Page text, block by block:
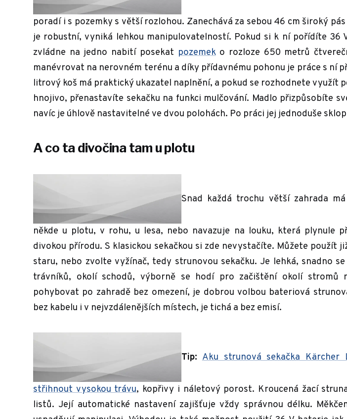
poradí i s pozemky s větší rozlohou. Zanechává za sebou 46 cm široký
je robustní, vyniká lehkou manipulovatelností. Pokud si k ní pořídíte 36
zvládne na jedno nabití posekat pozemeko rozloze 650 metrů
manévrovat na nerovném terénu a díky přídavnému pohonu je práce s ní
litrový koš má praktický ukazatel naplnění, a pokud se rozhodnete využít
hnojivo, přenastavíte sekačku na funkci mulčování. Madlo přizpůsobíte
navíc je úhlově nastavitelné ve dvou polohách. Po práci jej jednoduše
A co ta divočina tam u plotu
Snad každá trochu větší zahrada
někde u plotu, v rohu, u lesa, nebo navazuje na louku, která plynule
divokou přírodu. S klasickou sekačkou si zde nevystačíte. Můžete použít
staru, nebo zvolte vyžínač, tedy strunovou sekačku. Je lehká, snadno
trávníků, okolí schodů, výborně se hodí pro začištění okolí stromů
pohybovat po zahradě bez omezení, je dobrou volbou bateriová
bez kabelu i v nejvzdálenějších místech, je tichá a bez emisí.
Tip: Aku strunová sekačka
střihnout vysokou trávu, kopřivy i náletový porost. Kroucená žací
listů. Její automatické nastavení zajišťuje vždy správnou délku.